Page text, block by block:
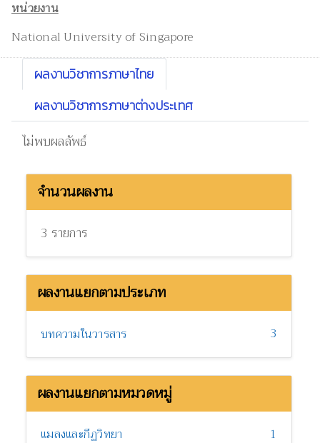
หน่วยงาน
National University of Singapore
ผลงานวิชาการภาษาไทย
ผลงานวิชาการภาษาต่างประเทศ
ไม่พบผลลัพธ์
จำนวนผลงาน
3 รายการ
ผลงานแยกตามประเภท
บทความในวารสาร 3
ผลงานแยกตามหมวดหมู่
แมลงและกีฏวิทยา 1